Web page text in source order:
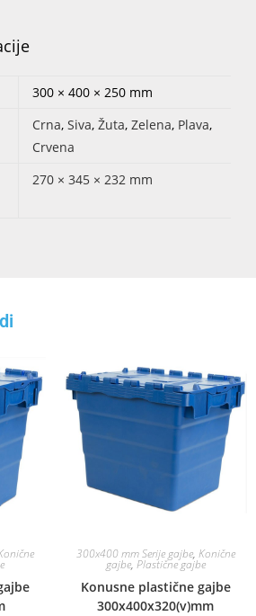
300 × 400 × 250 mm
Crna, Siva, Žuta, Zelena, Plava,
Crvena
270 × 345 × 232 mm
300x400 mm Serije gajbe, Konične
gajbe, Plastične gajbe
Konusne plastične gajbe
300x400x320(v)mm